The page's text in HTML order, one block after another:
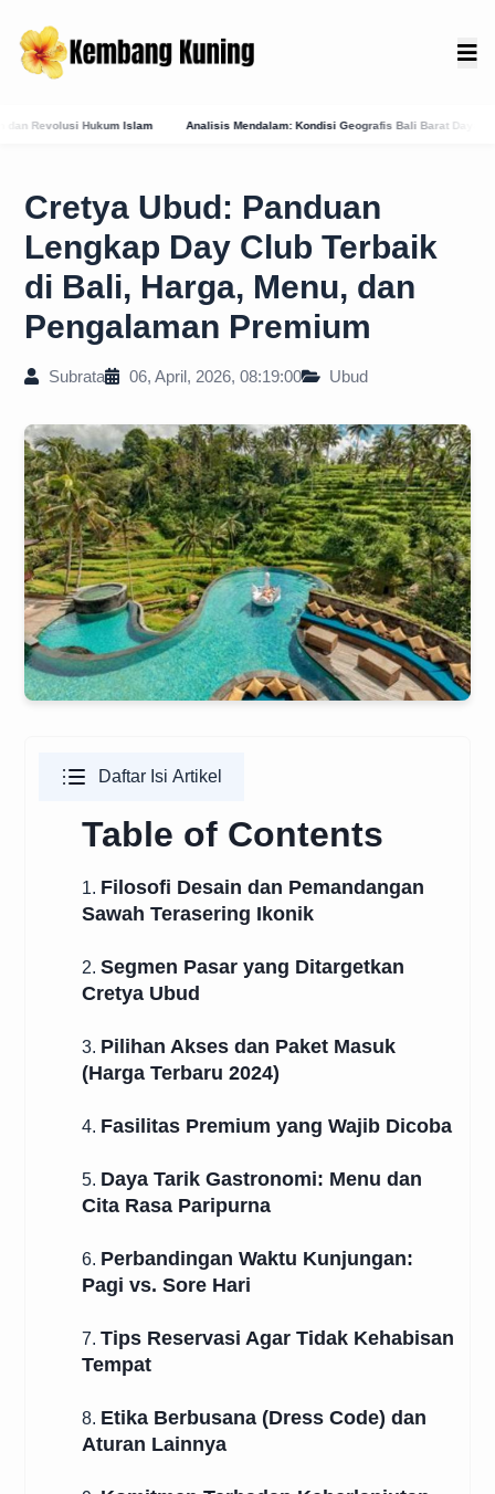
Mendalam: Kondisi Geografis Bali Barat Daya Sebagai Faktor Utama Kemunculan Pusat
Cretya Ubud: Panduan
Lengkap Day Club Terbaik
di Bali, Harga, Menu, dan
Pengalaman Premium
Subrata 06, April, 2026, 08:19:00 Ubud
Daftar Isi Artikel
Table of Contents
1. Filosofi Desain dan Pemandangan
Sawah Terasering Ikonik
2. Segmen Pasar yang Ditargetkan
Cretya Ubud
3. Pilihan Akses dan Paket Masuk
(Harga Terbaru 2024)
4. Fasilitas Premium yang Wajib Dicoba
5. Daya Tarik Gastronomi: Menu dan
Cita Rasa Paripurna
6. Perbandingan Waktu Kunjungan:
Pagi vs. Sore Hari
7. Tips Reservasi Agar Tidak Kehabisan
Tempat
8. Etika Berbusana (Dress Code) dan
Aturan Lainnya